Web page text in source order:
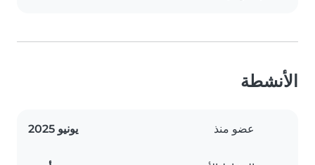
الأنشطة
عضو منذ يونيو 2025